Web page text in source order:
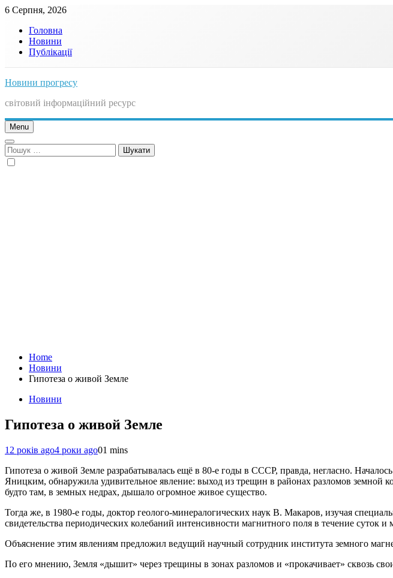
Skip
content
6 Серпня, 2026
Головна
Новини
Публікації
Новини прогресу
світовий інформаційний ресурс
Menu
Пошук:
Home
Новини
Гипотеза о живой Земле
Новини
Гипотеза о живой Земле
12 років ago4 роки ago01 mins
Гипотеза о живой Земле разрабатывалась ещё в 80-е годы в СССР, правда, негласно.
Яницким, обнаружила удивительное явление: выход из трещин в районах разломов земной
будто там, в земных недрах, дышало огромное живое существо.
Тогда же, в 1980-е годы, доктор геолого-минералогических наук В. Макаров, изучая
свидетельства периодических колебаний интенсивности магнитного поля в течение суток
Объяснение этим явлениям предложил ведущий научный сотрудник института земного
По его мнению, Земля «дышит» через трещины в зонах разломов и «прокачивает» сквозь